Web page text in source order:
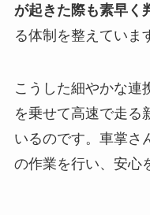
が起きた際も素早く
る体制を整えていま
こうした細やかな連
を乗せて高速で走る
いるのです。車掌さ
の作業を行い、安心